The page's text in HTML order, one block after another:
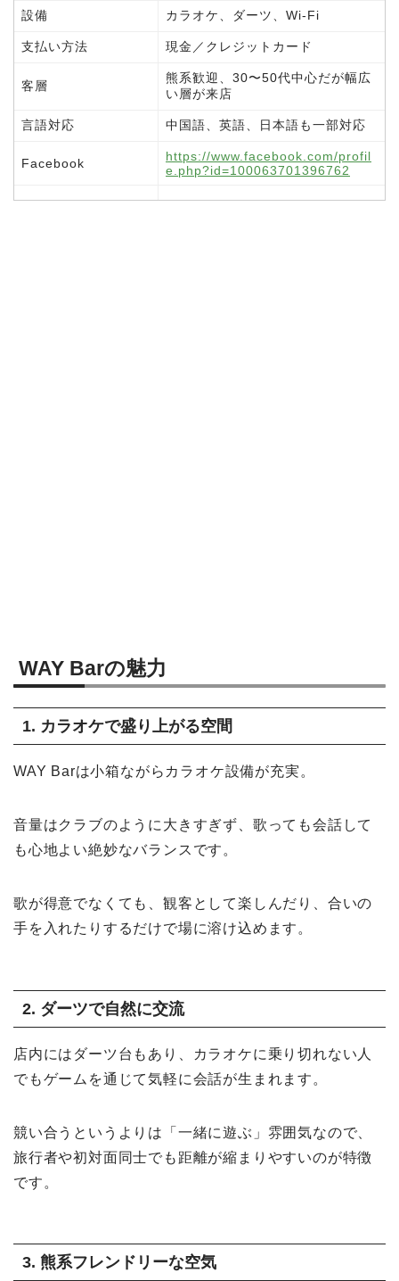
設備 カラオケ、ダーツ、Wi-Fi
支払い方法 現金／クレジットカード
客層
熊系歓迎、30〜50代中心だが幅広
い層が来店
言語対応 中国語、英語、日本語も一部対応
Facebook
https://www.facebook.com/profil
e.php?id=100063701396762
WAY Barの魅力
1. カラオケで盛り上がる空間
WAY Barは小箱ながらカラオケ設備が充実。
音量はクラブのように大きすぎず、歌っても会話して
も心地よい絶妙なバランスです。
歌が得意でなくても、観客として楽しんだり、合いの
手を入れたりするだけで場に溶け込めます。
2. ダーツで自然に交流
店内にはダーツ台もあり、カラオケに乗り切れない人
でもゲームを通じて気軽に会話が生まれます。
競い合うというよりは「一緒に遊ぶ」雰囲気なので、
旅行者や初対面同士でも距離が縮まりやすいのが特徴
です。
3. 熊系フレンドリーな空気